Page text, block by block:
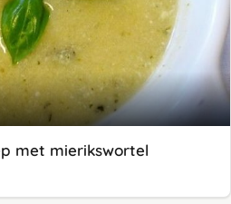
met mierikswortel